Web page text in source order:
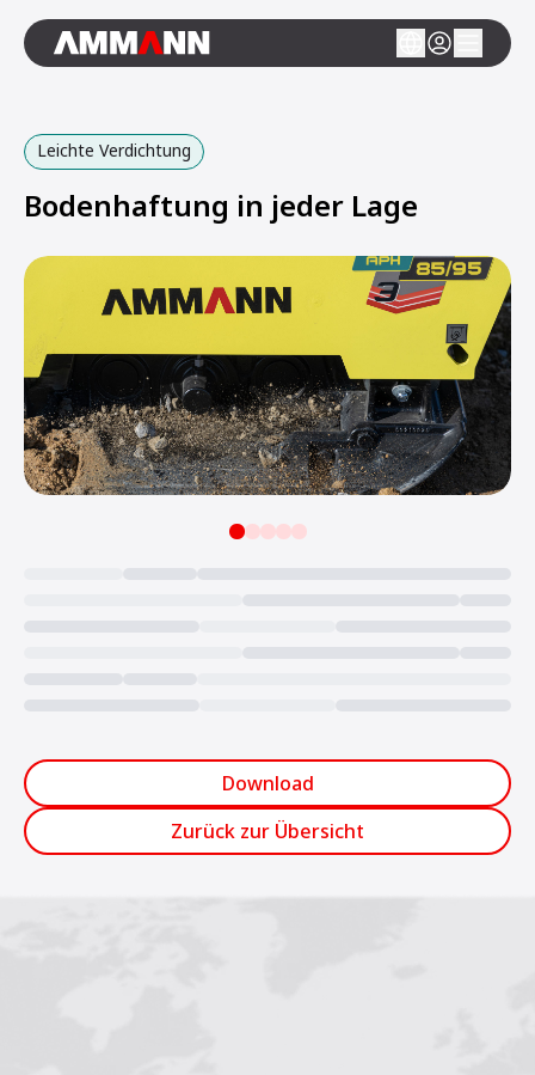
Leichte Verdichtung
Bodenhaftung in jeder Lage
Download
Zurück zur Übersicht